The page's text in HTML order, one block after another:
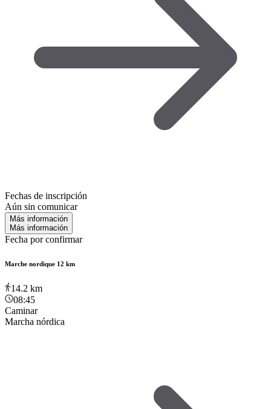
Fechas de inscripción
Aún sin comunicar
Más información
Más información
Fecha por confirmar
Marche nordique 12 km
14.2 km
08:45
Caminar
Marcha nórdica